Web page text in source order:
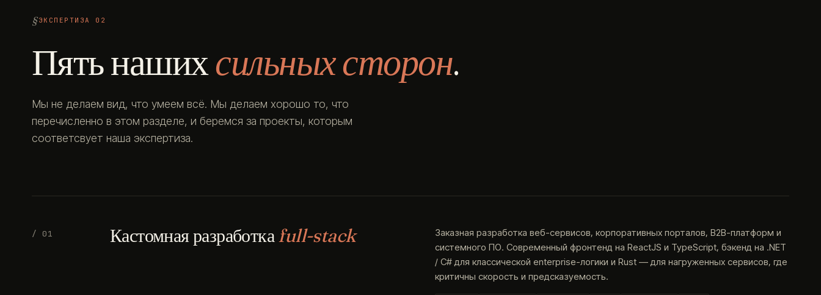
ЭКСПЕРТИЗА 02
Пять нашихсильных сторон.
Мы не делаем вид, что умеем всё. Мы делаем хорошо то, что
перечисленно в этом разделе, и беремся за проекты, которым
соответсвует наша экспертиза.
/ 01 Кастомная разработкаfull-stack
Заказная разработка веб-сервисов, корпоративных порталов, B2B-платформ и
системного ПО. Современный фронтенд на ReactJS и TypeScript, бэкенд на .NET
/ C# для классической enterprise-логики и Rust — для нагруженных сервисов, где
критичны скорость и предсказуемость.